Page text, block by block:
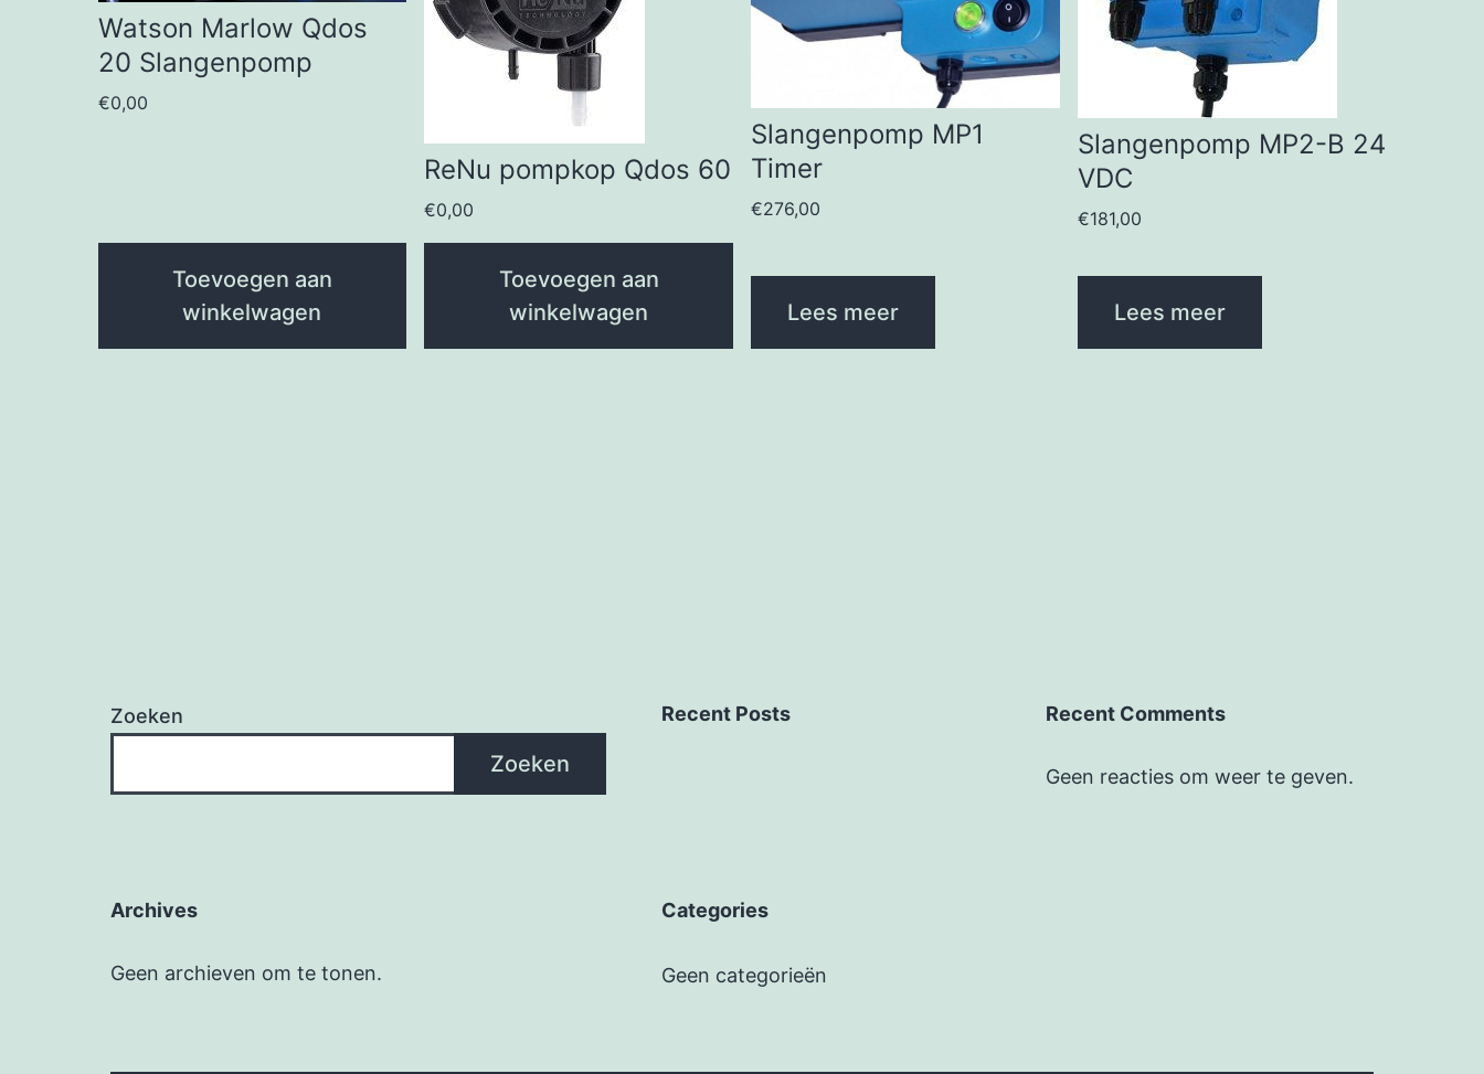
Watson Marlow Qdos
20 Slangenpomp
€0,00
Toevoegen aan
winkelwagen
ReNu pompkop Qdos 60
€0,00
Toevoegen aan
winkelwagen
Slangenpomp MP1
Timer
€276,00
Lees meer
Slangenpomp MP2-B 24
VDC
€181,00
Lees meer
Zoeken
Zoeken
Recent Posts Recent Comments
Geen reacties om weer te geven.
Archives
Geen archieven om te tonen.
Categories
Geen categorieën